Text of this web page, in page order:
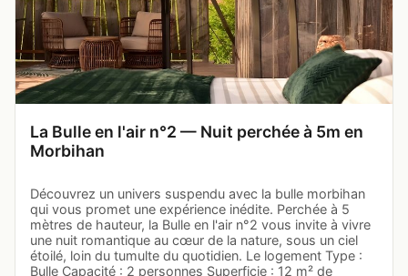
La Bulle en l'air n°2 — Nuit perchée à 5m en
Morbihan
Découvrez un univers suspendu avec la bulle morbihan
qui vous promet une expérience inédite. Perchée à 5
mètres de hauteur, la Bulle en l'air n°2 vous invite à vivre
une nuit romantique au cœur de la nature, sous un ciel
étoilé, loin du tumulte du quotidien. Le logement Type :
Bulle Capacité : 2 personnes Superficie : 12 m² de